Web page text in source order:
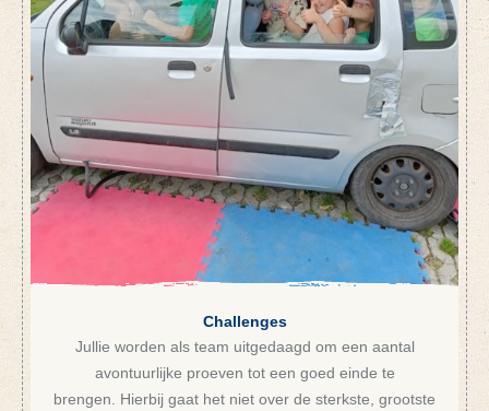
Challenges
Jullie worden als team uitgedaagd om een aantal
avontuurlijke proeven tot een goed einde te
brengen. Hierbij gaat het niet over de sterkste, grootste